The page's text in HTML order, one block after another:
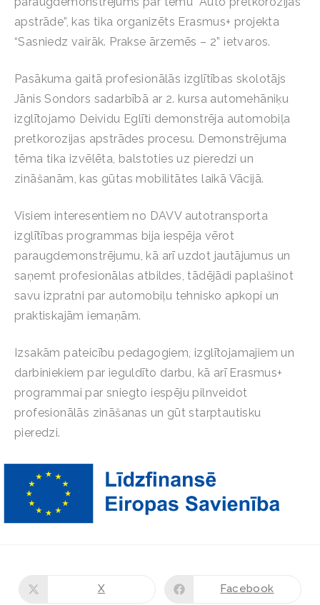
apstrāde”, kas tika organizēts Erasmus+ projekta
“Sasniedz vairāk. Prakse ārzemēs – 2” ietvaros.
Pasākuma gaitā profesionālās izglītības skolotājs
Jānis Sondors sadarbībā ar 2. kursa automehāniķu
izglītojamo Deividu Eglīti demonstrēja automobiļa
pretkorozijas apstrādes procesu. Demonstrējuma
tēma tika izvēlēta, balstoties uz pieredzi un
zināšanām, kas gūtas mobilitātes laikā Vācijā.
Visiem interesentiem no DAVV autotransporta
izglītības programmas bija iespēja vērot
paraugdemonstrējumu, kā arī uzdot jautājumus un
saņemt profesionālas atbildes, tādējādi paplašinot
savu izpratni par automobiļu tehnisko apkopi un
praktiskajām iemaņām.
Izsakām pateicību pedagogiem, izglītojamajiem un
darbiniekiem par ieguldīto darbu, kā arī Erasmus+
programmai par sniegto iespēju pilnveidot
profesionālās zināšanas un gūt starptautisku
pieredzi.
X Facebook